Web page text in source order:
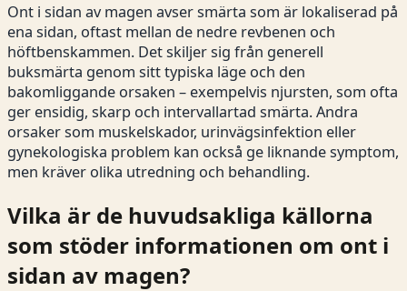
Ont i sidan av magen avser smärta som är lokaliserad på
ena sidan, oftast mellan de nedre revbenen och
höftbenskammen. Det skiljer sig från generell
buksmärta genom sitt typiska läge och den
bakomliggande orsaken – exempelvis njursten, som ofta
ger ensidig, skarp och intervallartad smärta. Andra
orsaker som muskelskador, urinvägsinfektion eller
gynekologiska problem kan också ge liknande symptom,
men kräver olika utredning och behandling.
Vilka är de huvudsakliga källorna
som stöder informationen om ont i
sidan av magen?